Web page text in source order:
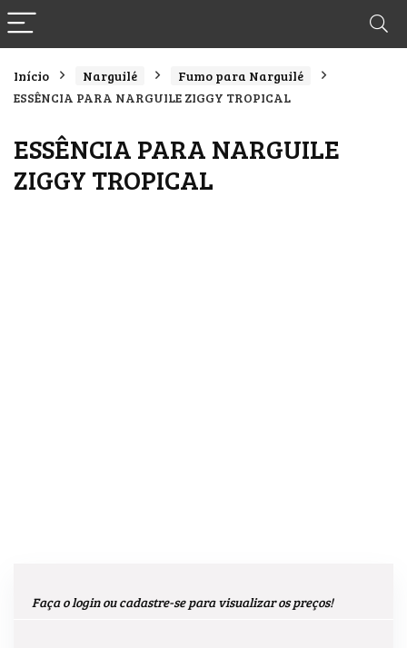
Início Narguilé
Fumo para Narguilé
ESSÊNCIA PARA NARGUILE ZIGGY TROPICAL
ESSÊNCIA PARA NARGUILE
ZIGGY TROPICAL
Faça o login ou cadastre-se para visualizar os preços!